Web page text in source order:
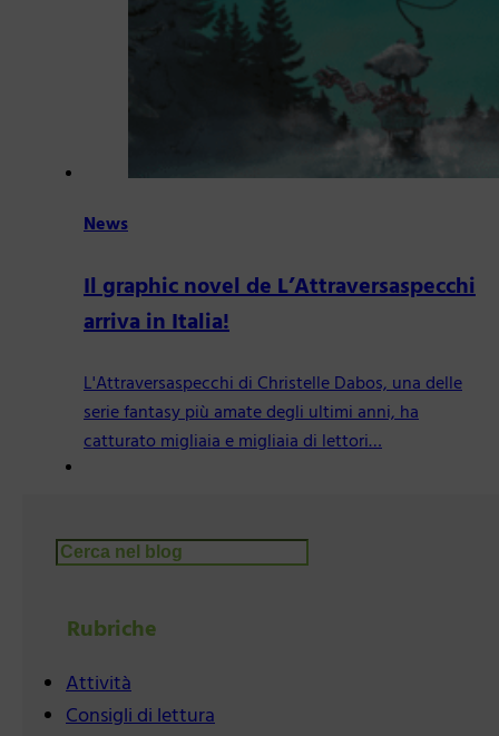
News
Il graphic novel de L’Attraversaspecchi
arriva in Italia!
L'Attraversaspecchi di Christelle Dabos, una delle
serie fantasy più amate degli ultimi anni, ha
catturato migliaia e migliaia di lettori…
Cerca
Rubriche
Attività
Consigli di lettura